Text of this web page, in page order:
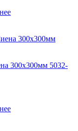
300x300мм 5032-